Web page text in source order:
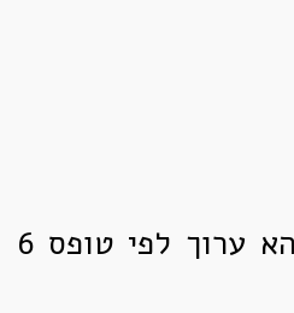
צו הגנה יהא ערוך לפי טופס 6